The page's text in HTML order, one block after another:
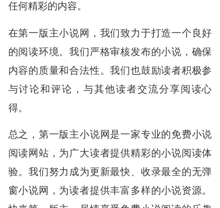
任何精彩的内容。
在第一版主小说网，我们致力于打造一个良好
的阅读环境。我们严格审核发布的小说，确保
内容的质量和合法性。我们也鼓励读者积极参
与讨论和评论，与其他读者交流分享阅读心
得。
总之，第一版主小说网是一家专业的免费小说
阅读网站，为广大读者提供精彩的小说阅读体
验。我们努力成为更新最快、收录最全的无弹
窗小说网，为读者提供丰富多样的小说资源。